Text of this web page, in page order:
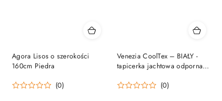
Agora Lisos o szerokości
160cm Piedra
(0)
Venezia CoolTex – BIAŁY -
tapicerka jachtowa odporna
(0)